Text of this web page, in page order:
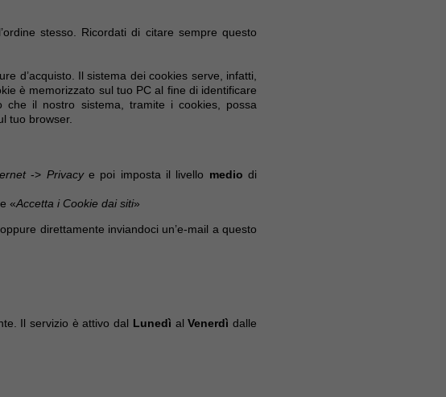
stesso. Ricordati di citare sempre questo
d’acquisto. Il sistema dei cookies serve, infatti,
è memorizzato sul tuo PC al fine di identificare
che il nostro sistema, tramite i cookies, possa
tuo browser.
-> Privacye poi imposta il livello medio di
«Accetta i Cookie dai siti»
oppure direttamente inviandoci un’e-mail a questo
Il servizio è attivo dal Lunedì alVenerdì dalle